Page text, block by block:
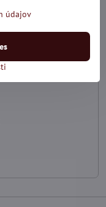
údajov